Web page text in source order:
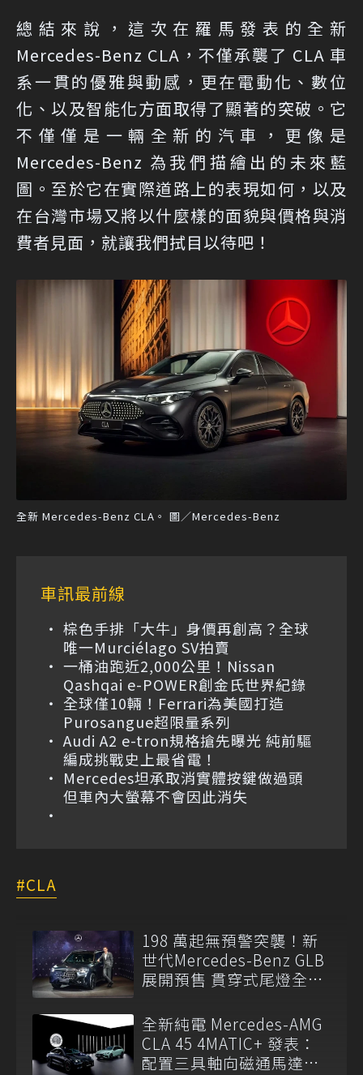
總結來說，這次在羅馬發表的全新
Mercedes-Benz CLA，不僅承襲了 CLA 車
系一貫的優雅與動感，更在電動化、數位
化、以及智能化方面取得了顯著的突破。它
不僅僅是一輛全新的汽車，更像是
Mercedes-Benz 為我們描繪出的未來藍
圖。至於它在實際道路上的表現如何，以及
在台灣市場又將以什麼樣的面貌與價格與消
費者見面，就讓我們拭目以待吧！
全新 Mercedes-Benz CLA。 圖／Mercedes-Benz
車訊最前線
棕色手排「大牛」身價再創高？全球
唯一Murciélago SV拍賣
一桶油跑近2,000公里！Nissan
Qashqai e-POWER創金氏世界紀錄
全球僅10輛！Ferrari為美國打造
Purosangue超限量系列
Audi A2 e-tron規格搶先曝光 純前驅
編成挑戰史上最省電！
Mercedes坦承取消實體按鍵做過頭
但車內大螢幕不會因此消失
CLA
198 萬起無預警突襲！新
世代Mercedes-Benz GLB
展開預售 貫穿式尾燈全球
全新純電 Mercedes-AMG
CLA 45 4MATIC+ 發表：
配置三具軸向磁通馬達，